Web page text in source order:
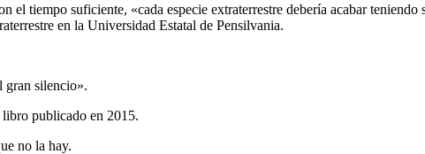
el tiempo suficiente, «cada especie extraterrestre debería acabar
en la Universidad Estatal de Pensilvania.
gran silencio».
libro publicado en 2015.
no la hay.